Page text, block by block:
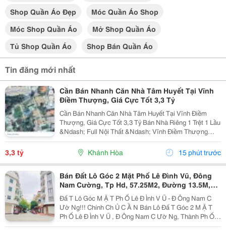
Shop Quần Áo Đẹp
Móc Quần Áo Shop
Móc Shop Quần Áo
Mở Shop Quần Áo
Tủ Shop Quần Áo
Shop Bán Quần Áo
Tin đăng mới nhất
Cần Bán Nhanh Căn Nhà Tâm Huyết Tại Vĩnh
Điềm Thượng, Giá Cực Tốt 3,3 Tỷ
Cần Bán Nhanh Căn Nhà Tâm Huyết Tại Vĩnh Điềm
Thượng, Giá Cực Tốt 3,3 Tỷ Bán Nhà Riêng 1 Trệt 1 Lầu
&Ndash; Full Nội Thất &Ndash; Vĩnh Điềm Thượng
&Ndash; Gần 23/10 Vị Trí: Thôn Vĩnh Điềm Thượng,
Cách Đường 23/10 Chỉ 50M Hẻm Thông Thoáng, Kết...
3,3 tỷ Khánh Hòa 15 phút trước
Bán Đất Lô Góc 2 Mặt Phố Lê Đình Vũ, Đông
Nam Cường, Tp Hd, 57.25M2, Đường 13.5M,
3.X Tỷ
Đấ T Lô Góc M Ặ T Ph Ố Lê Đ Ình V Ũ - Đ Ông Nam C
Ườ Ng!!! Chính Ch Ủ C Ầ N Bán Lô Đấ T Góc 2 M Ặ T
Ph Ố Lê Đ Ình V Ũ , Đ Ông Nam C Ườ Ng, Thành Ph Ố H
Ả I D Ươ Ng - Di Ệ N Tích 57.25M2, H Ướ Ng Tây, Tây B